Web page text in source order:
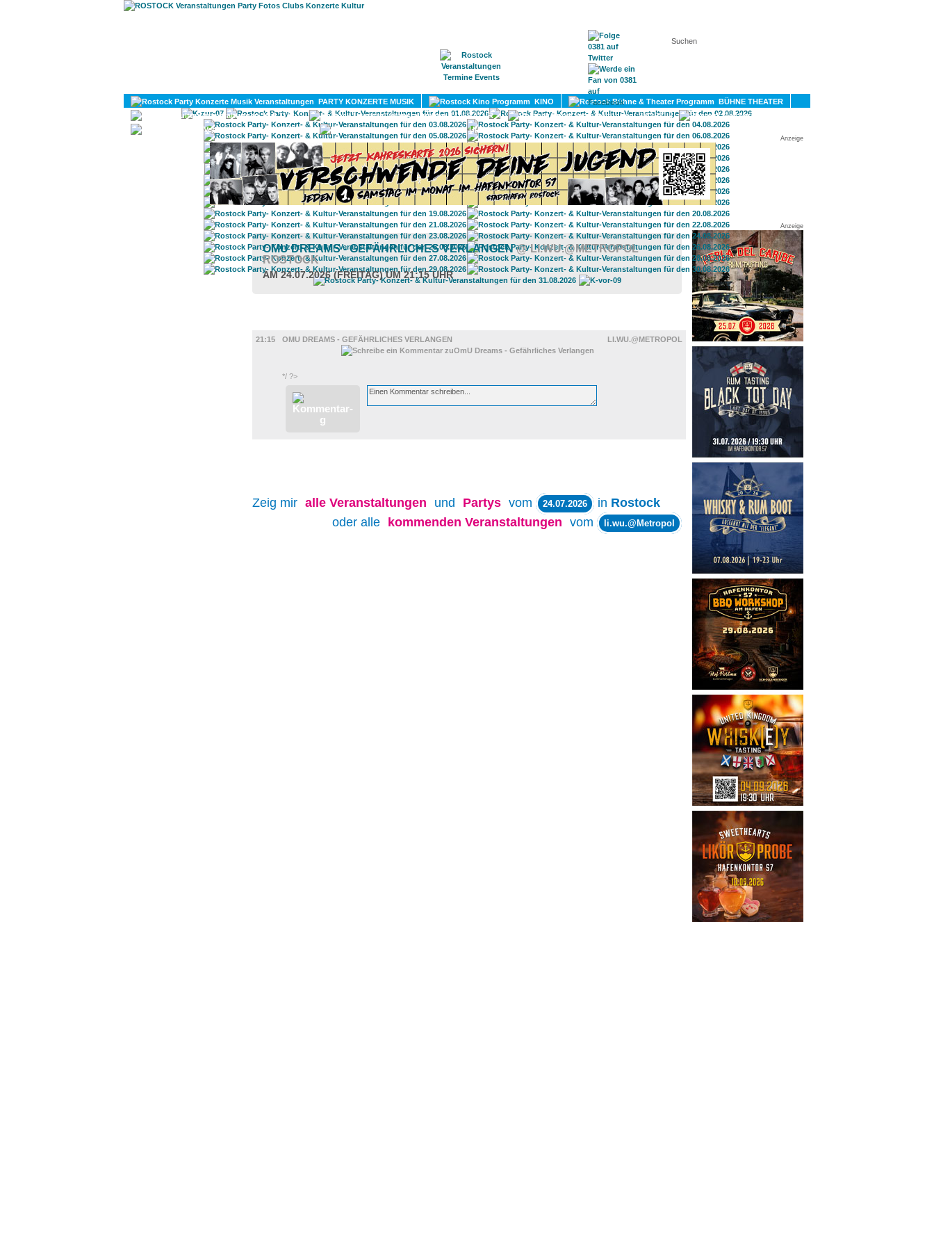
KONTAKT
PARTY KONZERTE MUSIK KINO
BÜHNE THEATER
KULTUR
LITERATUR SPORT
DIVERSES
UMLAND
Anzeige
Anzeige
OMU DREAMS - GEFÄHRLICHES VERLANGEN@ LI.WU.@METROPOL
ROSTOCK
AM 24.07.2026 (FREITAG) UM 21:15 UHR
21:15
OMU DREAMS - GEFÄHRLICHES VERLANGEN LI.WU.@METROPOL
*/ ?>
Zeig mir alle Veranstaltungen und Partys vom 24.07.2026 in Rostock
oder alle
kommenden Veranstaltungen vom li.wu.@Metropol